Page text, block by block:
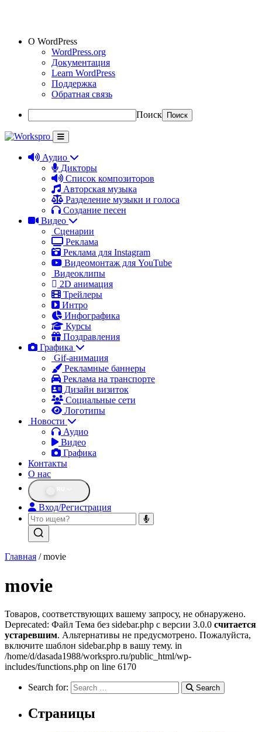
О WordPress
WordPress.org
Документация
Learn WordPress
Поддержка
Обратная связь
Поиск
Аудио
Дикторы
Список композиторов
Авторская музыка
Разделение музыки и голоса
Создание песен
Видео
Сценарии
Реклама
Реклама для Instagram
Видеомонтаж для YouTube
Видеоклипы
2D анимация
Трейлеры
Интро
Инфографика
Курсы
Поздравления
Графика
Gif-анимация
Рекламные баннеры
Реклама на транспорте
Дизайн визиток
Социальные сети
Логотипы
Новости
Аудио
Видео
Графика
Контакты
О нас
Вход/Регистрация
Главная / movie
movie
Товаров, соответствующих вашему запросу, не обнаружено.
Deprecated: Файл Тема без sidebar.php с версии 3.0.0 считается
устаревшим. Альтернативы не предусмотрено. Пожалуйста,
включите шаблон sidebar.php в вашу тему. in
/home/d/dasada1988/workspro.ru/public_html/wp-
includes/functions.php on line 6170
Search for: Search
Страницы